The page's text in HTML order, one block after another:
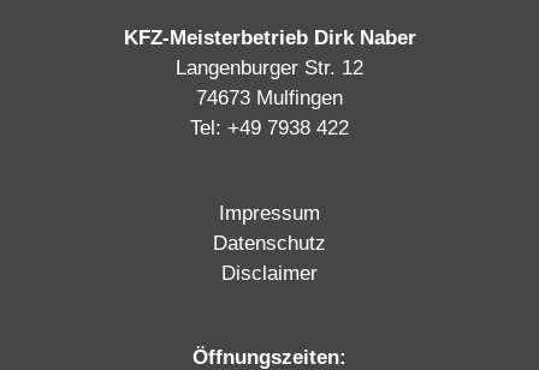
KFZ-Meisterbetrieb Dirk Naber
Langenburger Str. 12
74673 Mulfingen
Tel: +49 7938 422
Impressum
Datenschutz
Disclaimer
Öffnungszeiten: